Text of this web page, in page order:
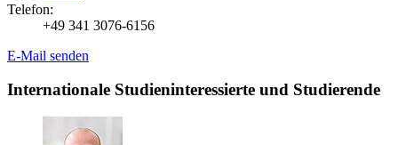
Telefon:
+49 341 3076-6156
E-Mail senden
Internationale Studieninteressierte und Studierende